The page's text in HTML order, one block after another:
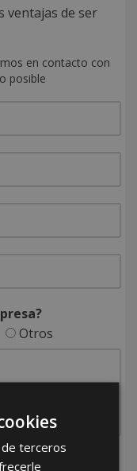
ventajas de ser
en contacto con
posible
Otros
Privacidad
terceros